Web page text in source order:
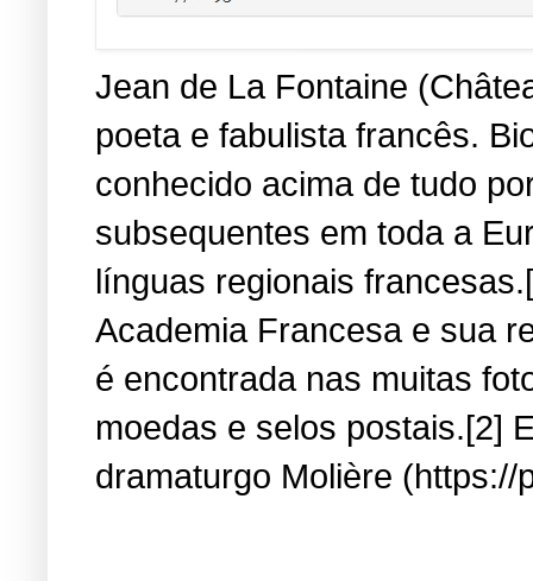
Jean de La Fontaine
poeta e fabulista francês.
conhecido acima de tudo
subsequentes em toda a
línguas regionais
Academia Francesa e sua
é encontrada nas muitas
moedas e selos postais.[2]
dramaturgo Molière